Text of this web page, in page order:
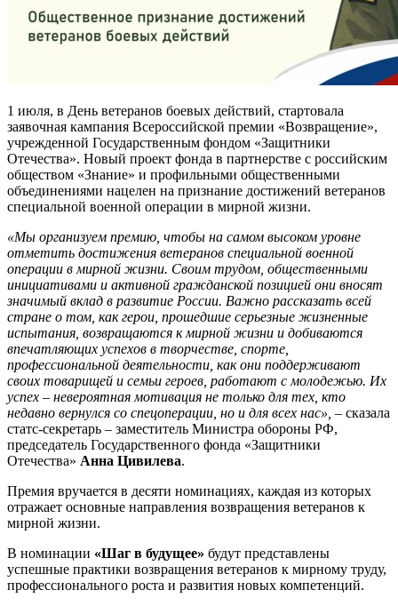
1 июля, в День ветеранов боевых действий, стартовала
заявочная кампания Всероссийской премии «Возвращение»,
учрежденной Государственным фондом «Защитники
Отечества». Новый проект фонда в партнерстве с российским
обществом «Знание» и профильными общественными
объединениями нацелен на признание достижений ветеранов
специальной военной операции в мирной жизни.
«Мы организуем премию, чтобы на самом высоком уровне
отметить достижения ветеранов специальной военной
операции в мирной жизни. Своим трудом, общественными
инициативами и активной гражданской позицией они вносят
значимый вклад в развитие России. Важно рассказать всей
стране о том, как герои, прошедшие серьезные жизненные
испытания, возвращаются к мирной жизни и добиваются
впечатляющих успехов в творчестве, спорте,
профессиональной деятельности, как они поддерживают
своих товарищей и семьи героев, работают с молодежью. Их
успех – невероятная мотивация не только для тех, кто
недавно вернулся со спецоперации, но и для всех нас», – сказала
статс-секретарь – заместитель Министра обороны РФ,
председатель Государственного фонда «Защитники
Отечества» Анна Цивилева.
Премия вручается в десяти номинациях, каждая из которых
отражает основные направления возвращения ветеранов к
мирной жизни.
В номинации «Шаг в будущее» будут представлены
успешные практики возвращения ветеранов к мирному труду,
профессионального роста и развития новых компетенций.